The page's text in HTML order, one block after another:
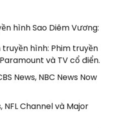
hình Sao Diêm Vương:
hình: Phim truyền
và TV cổ điển.
News, NBC News Now
NFL Channel và Major